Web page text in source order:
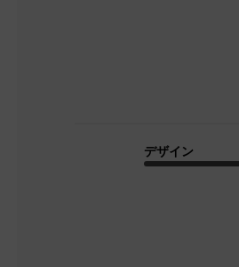
デザイン